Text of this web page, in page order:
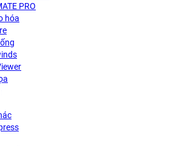
PRO
hóa